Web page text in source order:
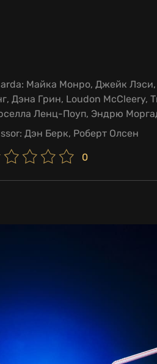
Майка Монро, Джейк
Дэна Грин, Loudon McCleery,
Ленц-Поуп, Эндрю
Дэн Берк, Роберт Олсен
0